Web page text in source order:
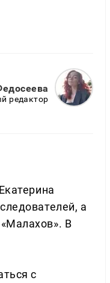
редактор
а
В
с